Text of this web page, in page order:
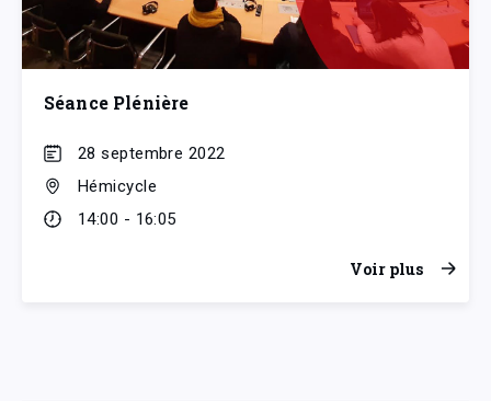
Séance Plénière
28 septembre 2022
Hémicycle
14:00 - 16:05
Voir plus